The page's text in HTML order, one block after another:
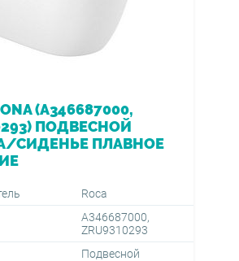
(A346687000,
ПОДВЕСНОЙ
СИДЕНЬЕ ПЛАВНОЕ
Roca
A346687000,
ZRU9310293
Подвесной